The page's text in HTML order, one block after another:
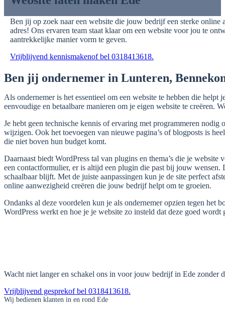
Ben jij op zoek naar een website die jouw bedrijf een sterke
adres! Ons ervaren team staat klaar om een website voor jou te
aantrekkelijke manier vorm te geven.
Vrijblijvend kennismakenof bel 0318413618.
Ben jij ondernemer in Lunteren,
Als ondernemer is het essentieel om een website te hebben die
eenvoudige en betaalbare manieren om je eigen website te creëren.
Je hebt geen technische kennis of ervaring met programmeren
wijzigen. Ook het toevoegen van nieuwe pagina’s of blogposts is
die niet boven hun budget komt.
Daarnaast biedt WordPress tal van plugins en thema’s die je
een contactformulier, er is altijd een plugin die past bij jouw
schaalbaar blijft. Met de juiste aanpassingen kun je de site perfect
online aanwezigheid creëren die jouw bedrijf helpt om te groeien.
Ondanks al deze voordelen kun je als ondernemer opzien tegen het
WordPress werkt en hoe je je website zo insteld dat deze goed
Wacht niet langer en schakel ons in voor jouw bedrijf in Ede zonder
Vrijblijvend gesprekof bel 0318413618.
Wij bedienen klanten in en rond Ede